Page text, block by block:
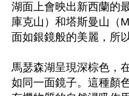
湖面上會映出新西蘭的
庫克山）和塔斯曼山（
面如銀鏡般的美麗，所
馬瑟森湖呈現深棕色，
如同一面鏡子。這種顏